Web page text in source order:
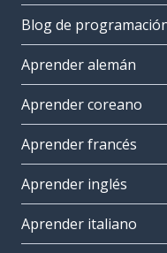
Blog de
Aprender alemán
Aprender coreano
Aprender francés
Aprender inglés
Aprender italiano